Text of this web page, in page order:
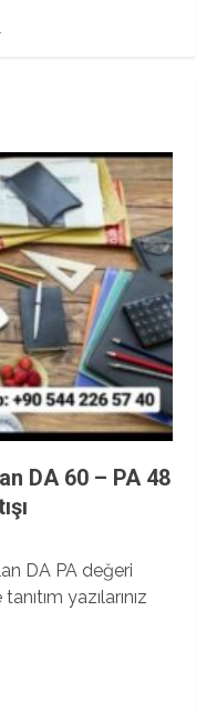
DA 60 – PA 48
DA PA değeri
yazılarınız